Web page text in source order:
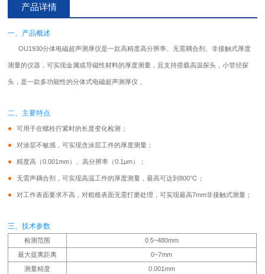
产品详情
一、产品概述
OU1930分体电磁超声测厚仪是一款高精度高分辨率、无需耦合剂、非接触式厚度
测量的仪器，可实现金属或导磁性材料的厚度测量，且支持搭载高温探头，小管径探
头，是一款多功能性的分体式电磁超声测厚仪
二、主要特点
●
可用于在螺栓拧紧时的长度变化检测；
● 对涂层不敏感，可实现含涂层工件的厚度测量；
● 精度高（0.001mm）、高分辨率（0.1μm）；
● 无需声耦合剂，可实现高温工件的厚度测量，最高可达到800℃；
● 对工件表面要求不高，对粗糙表面无需打磨处理，可实现最高7mm非接触式测量；
三、技术参数
检测范围
0.5~480mm
最大提离距离
0~7mm
测量精度
0.001mm